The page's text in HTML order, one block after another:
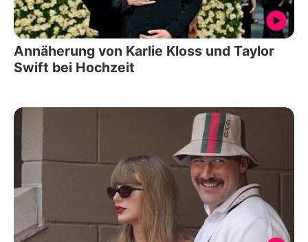
Annäherung von Karlie Kloss und Taylor
Swift bei Hochzeit